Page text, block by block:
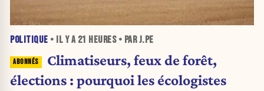
POLITIQUE • IL Y A 21 HEURES• PAR J.PE
Climatiseurs, feux de forêt,
élections : pourquoi les écologistes